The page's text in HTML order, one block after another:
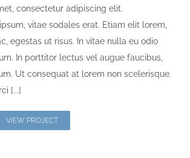
consectetur adipiscing elit.
vitae sodales erat. Etiam elit lorem,
egestas ut risus. In vitae nulla eu odio
In porttitor lectus vel augue faucibus,
Ut consequat at lorem non scelerisque.
[...]
VIEW PROJECT